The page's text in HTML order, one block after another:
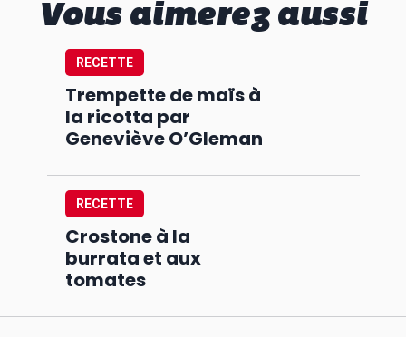
Vous aimerez aussi
RECETTE
Trempette de maïs à
la ricotta par
Geneviève O’Gleman
RECETTE
Crostone à la
burrata et aux
tomates